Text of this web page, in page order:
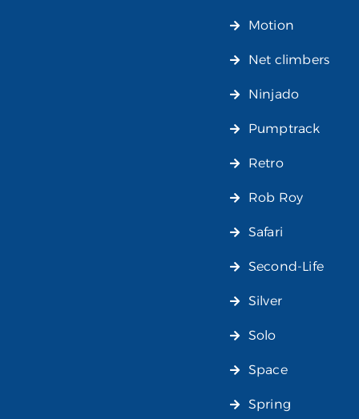
Motion
Net climbers
Ninjado
Pumptrack
Retro
Rob Roy
Safari
Second-Life
Silver
Solo
Space
Spring